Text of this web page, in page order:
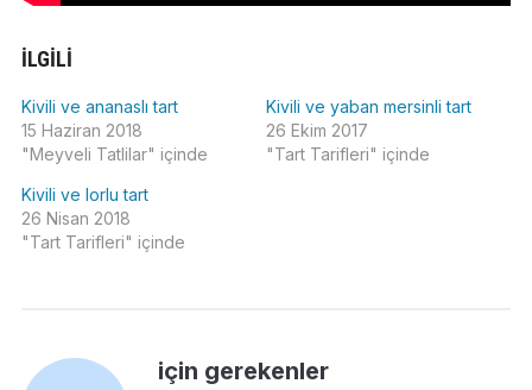
İLGILI
Kivili ve ananaslı tart
15 Haziran 2018
"Meyveli Tatlilar" içinde
Kivili ve yaban mersinli tart
26 Ekim 2017
"Tart Tarifleri" içinde
Kivili ve lorlu tart
26 Nisan 2018
"Tart Tarifleri" içinde
için gerekenler